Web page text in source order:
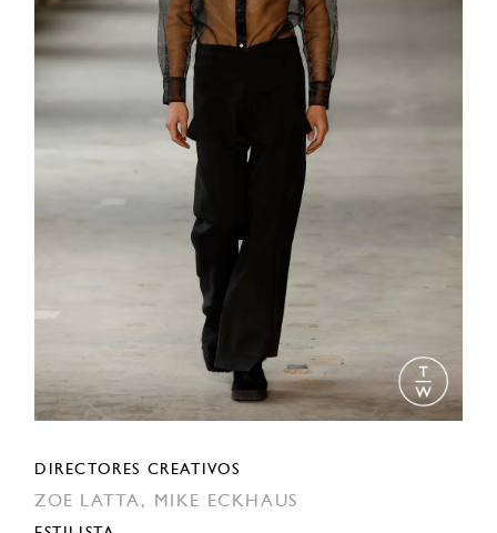
DIRECTORES CREATIVOS
ZOE LATTA, MIKE ECKHAUS